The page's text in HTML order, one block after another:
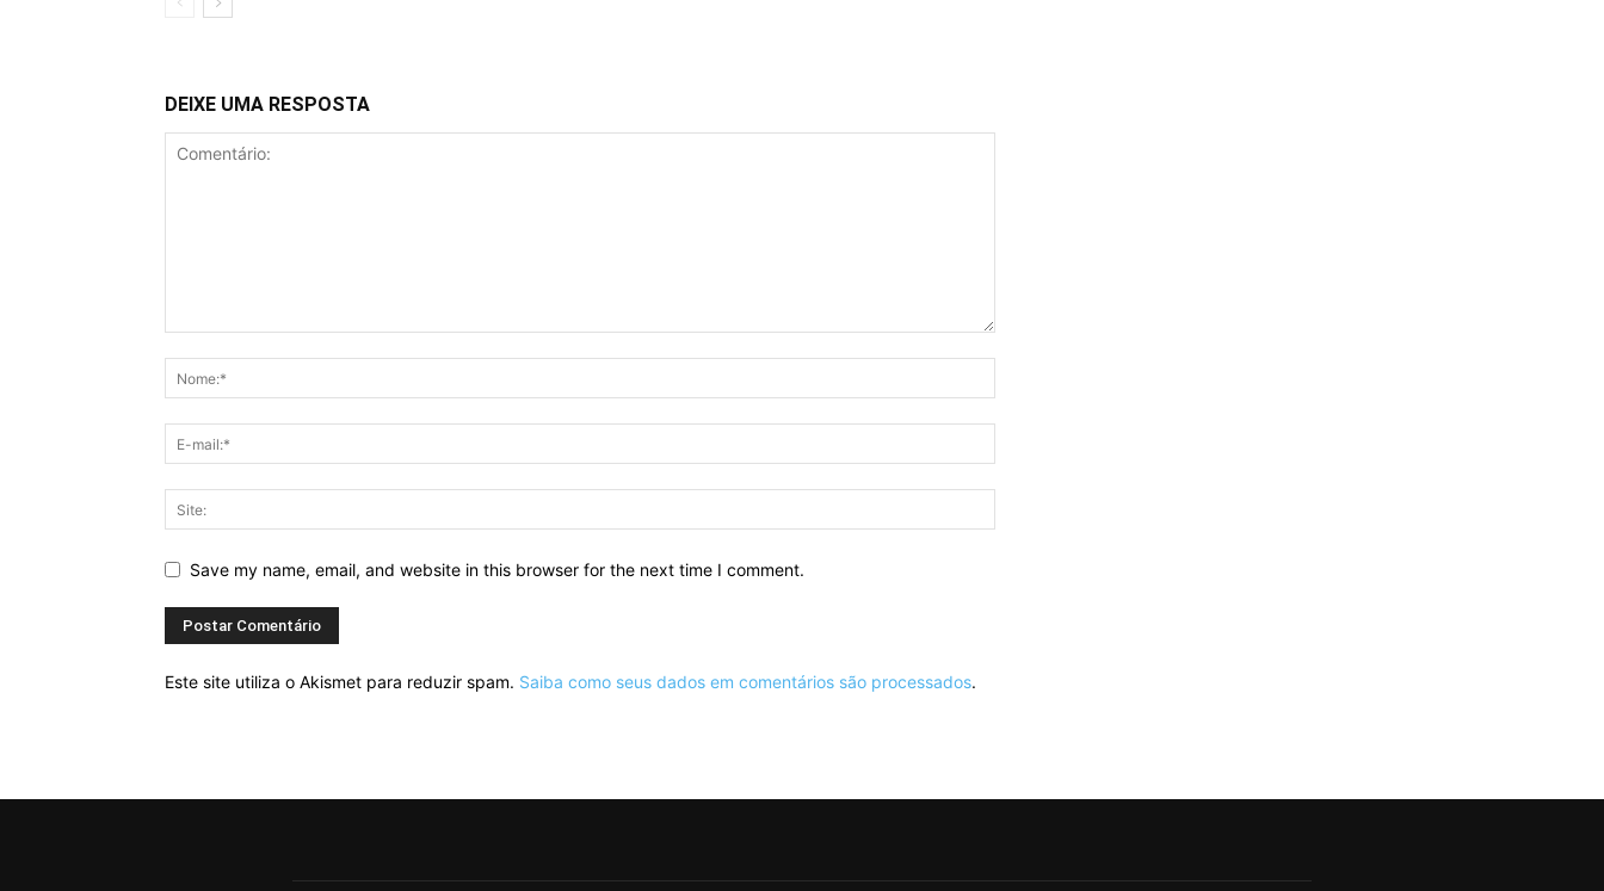
DEIXE UMA RESPOSTA
Save my name, email, and website in this browser for the next time I comment.
Este site utiliza o Akismet para reduzir spam. Saiba como seus dados em comentários são processados.